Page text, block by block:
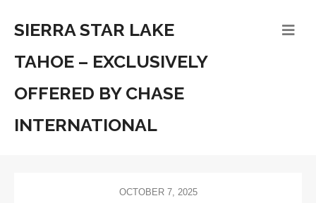
SIERRA STAR LAKE
TAHOE – EXCLUSIVELY
OFFERED BY CHASE
INTERNATIONAL
OCTOBER 7, 2025